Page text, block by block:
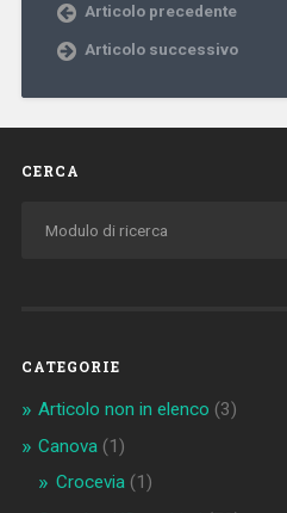
Articolo precedente
Articolo successivo
CERCA
CATEGORIE
Articolo non in elenco (3)
Canova(1)
Crocevia(1)